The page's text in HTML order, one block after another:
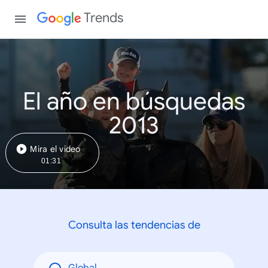
Trends
El año en búsquedas
2013
Mira el video
01:31
Consulta las tendencias de